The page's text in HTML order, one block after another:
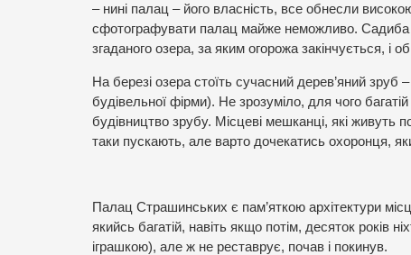
– нині палац – його власність, все обнесли
сфотографувати палац майже неможливо. Садиба
згаданого озера, за яким огорожа закінчується, і
На березі озера стоїть сучасний дерев’яний зруб
будівельної фірми). Не зрозуміло, для чого
будівництво зрубу. Місцеві мешканці, які живуть
таки пускають, але варто дочекатись охоронця,
Палац Страшинських є пам’яткою архітектури
якийсь багатій, навіть якщо потім, десяток років
іграшкою), але ж не реставрує, почав і покинув.